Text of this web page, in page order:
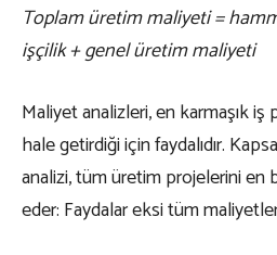
Toplam üretim maliyeti =
işçilik + genel üretim maliyeti
Maliyet analizleri, en karmaşık
hale getirdiği için faydalıdır.
analizi, tüm üretim projelerini en
eder: Faydalar eksi tüm